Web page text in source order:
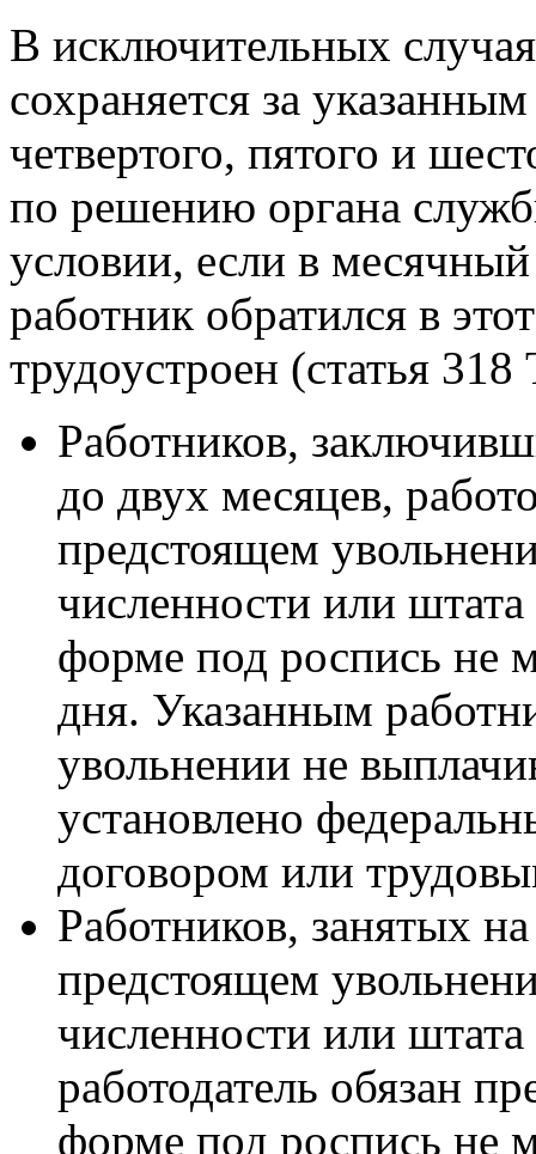
В исключительных
сохраняется за
четвертого, пятого и
по решению органа
условии, если в
работник обратился в
трудоустроен (статья
Работников,
до двух месяцев,
предстоящем
численности или
форме под роспись не
дня. Указанным
увольнении не
установлено
договором или
Работников, занятых
предстоящем
численности или
работодатель обязан
форме под роспись не